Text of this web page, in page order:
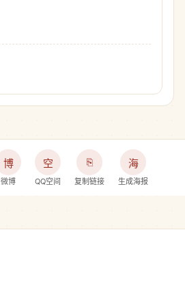
博
微博
空
QQ空间
⎘
复制链接
海
生成海报